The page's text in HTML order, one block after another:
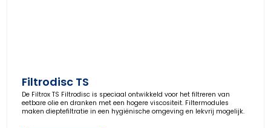
Filtrodisc TS
De Filtrox TS Filtrodisc is speciaal ontwikkeld voor het filtreren van
eetbare olie en dranken met een hogere viscositeit. Filtermodules
maken dieptefiltratie in een hygiënische omgeving en lekvrij mogelijk.